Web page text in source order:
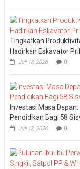
Tingkatkan
Hadirkan Eskavator
Juli 13, 2026 0
Investasi Masa
Pendidikan Bagi 58
Juli 13, 2026 0